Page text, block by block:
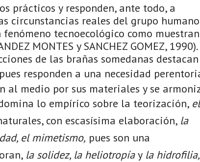
prácticos y responden, ante todo, a
circunstancias reales del grupo humano
tecnoecológico como muestran
MONTES y SANCHEZ GOMEZ, 1990).
de las brañas somedanas destacan
pues responden a una necesidad
al medio por sus materiales y se
lo empírico sobre la teorización, el
con escasísima elaboración, la
el mimetismo, pues son una
la solidez, la heliotropíay la hidrofilia,